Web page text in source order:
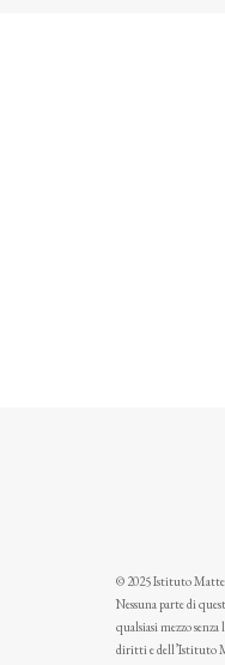
© 2025 Istituto
Nessuna parte di
qualsiasi mezzo
diritti e dell’Istituto